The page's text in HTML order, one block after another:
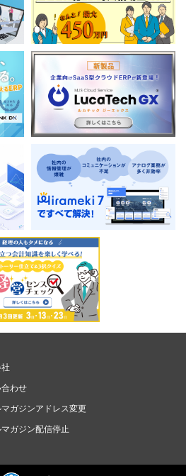
わせ
マガジンアドレス変更
マガジン配信停止